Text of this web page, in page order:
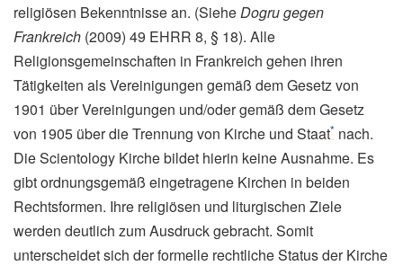
religiösen Bekenntnisse an. (SieheDogru gegen
Frankreich (2009) 49 EHRR 8, § 18). Alle
Religionsgemeinschaften in Frankreich gehen ihren
Tätigkeiten als Vereinigungen gemäß dem Gesetz von
1901 über Vereinigungen und/oder gemäß dem Gesetz
von 1905 über die Trennung von Kirche und Staat* nach.
Die Scientology Kirche bildet hierin keine Ausnahme. Es
gibt ordnungsgemäß eingetragene Kirchen in beiden
Rechtsformen. Ihre religiösen und liturgischen Ziele
werden deutlich zum Ausdruck gebracht. Somit
unterscheidet sich der formelle rechtliche Status der Kirche